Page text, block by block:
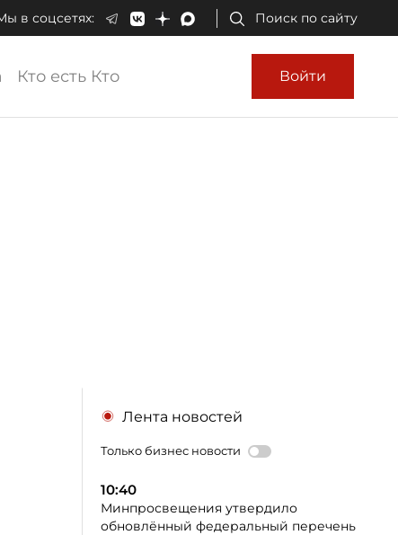
в соцсетях: Поиск по сайту
Кто есть Кто Войти
Лента новостей
Только бизнес новости
10:40
Минпросвещения утвердило
обновлённый федеральный перечень